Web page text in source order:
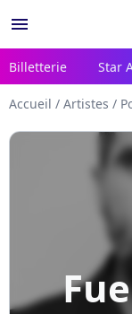
menu
Billetterie Star
Accueil / Artistes /